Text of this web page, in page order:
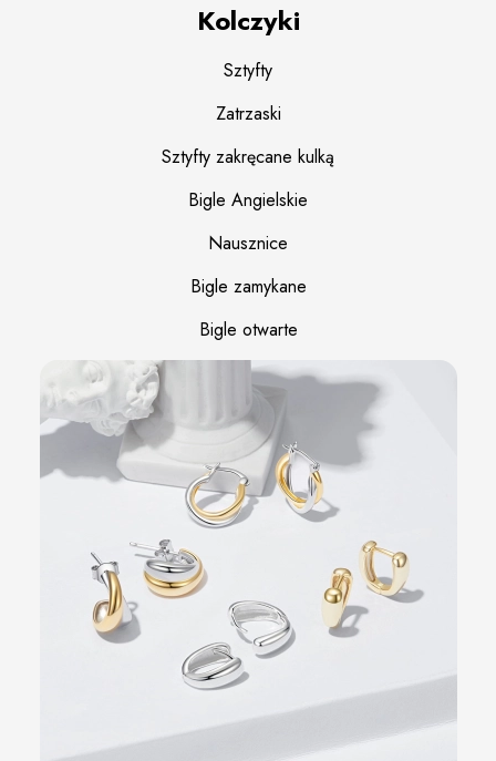
Kolczyki
Sztyfty
Zatrzaski
Sztyfty zakręcane kulką
Bigle Angielskie
Nausznice
Bigle zamykane
Bigle otwarte